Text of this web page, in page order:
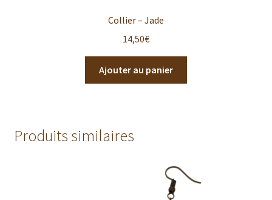
Collier – Jade
14,50€
Ajouter au panier
Produits similaires